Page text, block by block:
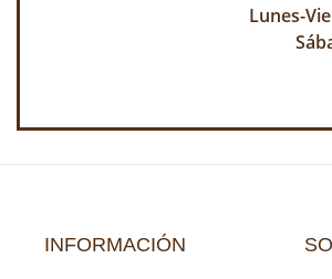
Lunes-
INFORMACIÓN